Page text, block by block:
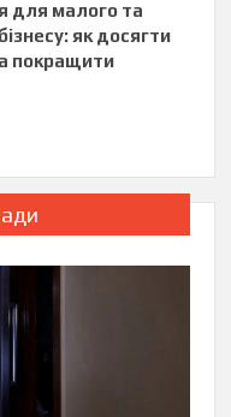
для малого та
як досягти
покращити